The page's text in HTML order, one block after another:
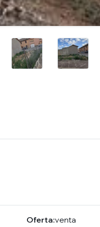
Oferta:venta